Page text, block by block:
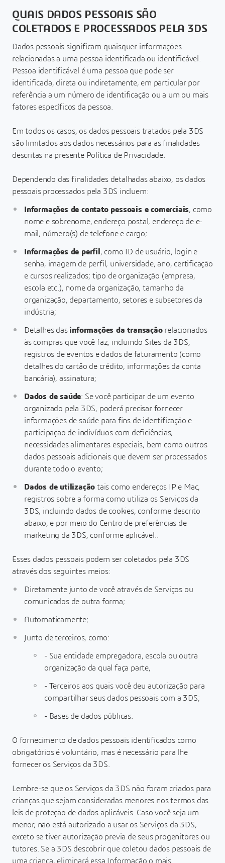
QUAIS DADOS PESSOAIS SÃO
COLETADOS E PROCESSADOS PELA 3DS
Dados pessoais significam quaisquer informações
relacionadas a uma pessoa identificada ou identificável.
Pessoa identificável é uma pessoa que pode ser
identificada, direta ou indiretamente, em particular por
referência a um número de identificação ou a um ou mais
fatores específicos da pessoa.
Em todos os casos, os dados pessoais tratados pela 3DS
são limitados aos dados necessários para as finalidades
descritas na presente Política de Privacidade.
Dependendo das finalidades detalhadas abaixo, os dados
pessoais processados pela 3DS incluem:
Informações de contato pessoais e comerciais, como
nome e sobrenome, endereço postal, endereço de e-
mail, número(s) de telefone e cargo;
Informações de perfil , como ID de usuário, login e
senha, imagem de perfil, universidade, ano, certificação
e cursos realizados; tipo de organização (empresa,
escola etc.), nome da organização, tamanho da
organização, departamento, setores e subsetores da
indústria;
Detalhes das informações da transaçãorelacionados
às compras que você faz, incluindo Sites da 3DS,
registros de eventos e dados de faturamento (como
detalhes do cartão de crédito, informações da conta
bancária), assinatura;
Dados de saúde: Se você participar de um evento
organizado pela 3DS, poderá precisar fornecer
informações de saúde para fins de identificação e
participação de indivíduos com deficiências,
necessidades alimentares especiais, bem como outros
dados pessoais adicionais que devem ser processados
durante todo o evento;
Dados de utilização tais como endereços IP e Mac,
registros sobre a forma como utiliza os Serviços da
3DS, incluindo dados de cookies, conforme descrito
abaixo, e por meio do Centro de preferências de
marketing da 3DS, conforme aplicável..
Esses dados pessoais podem ser coletados pela 3DS
através dos seguintes meios:
Diretamente junto de você através de Serviços ou
comunicados de outra forma;
Automaticamente;
Junto de terceiros, como:
- Sua entidade empregadora, escola ou outra
organização da qual faça parte,
- Terceiros aos quais você deu autorização para
compartilhar seus dados pessoais com a 3DS;
- Bases de dados públicas.
O fornecimento de dados pessoais identificados como
obrigatórios é voluntário, mas é necessário para lhe
fornecer os Serviços da 3DS.
Lembre-se que os Serviços da 3DS não foram criados para
crianças que sejam consideradas menores nos termos das
leis de proteção de dados aplicáveis. Caso você seja um
menor, não está autorizado a usar os Serviços da 3DS,
exceto se tiver autorização previa de seus progenitores ou
tutores. Se a 3DS descobrir que coletou dados pessoais de
uma criança, eliminará essa Informação o mais